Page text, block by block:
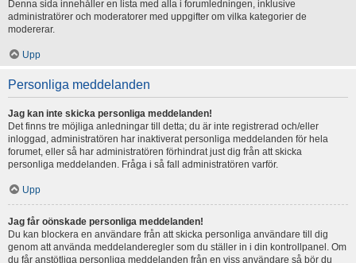
Denna sida innehåller en lista med alla i forumledningen, inklusive
administratörer och moderatorer med uppgifter om vilka kategorier de
modererar.
Upp
Personliga meddelanden
Jag kan inte skicka personliga meddelanden!
Det finns tre möjliga anledningar till detta; du är inte registrerad och/eller
inloggad, administratören har inaktiverat personliga meddelanden för hela
forumet, eller så har administratören förhindrat just dig från att skicka
personliga meddelanden. Fråga i så fall administratören varför.
Upp
Jag får oönskade personliga meddelanden!
Du kan blockera en användare från att skicka personliga användare till dig
genom att använda meddelanderegler som du ställer in i din kontrollpanel. Om
du får anstötliga personliga meddelanden från en viss användare så bör du